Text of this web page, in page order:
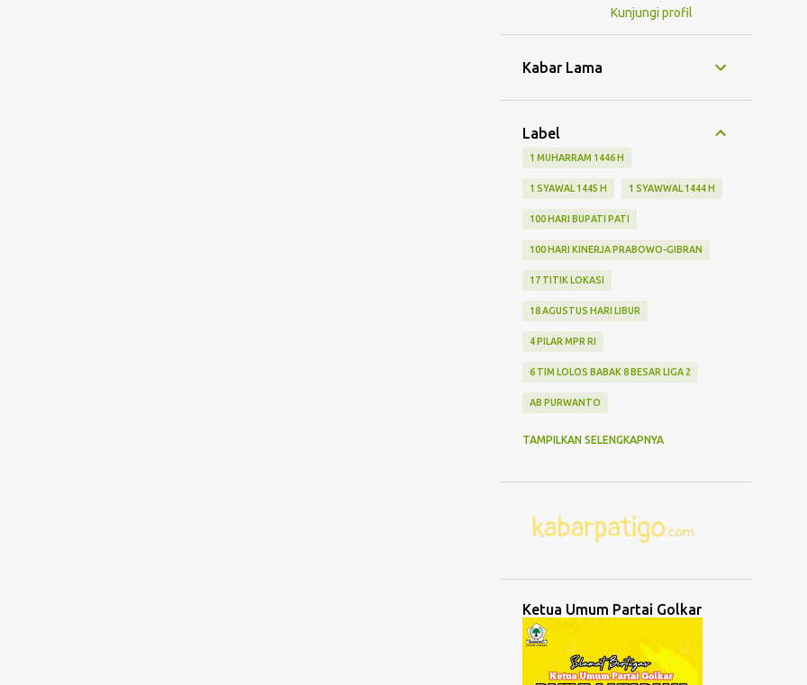
Kunjungi profil
Kabar Lama
Label
1 MUHARRAM 1446 H
1 SYAWAL 1445 H 1 SYAWWAL 1444 H
100 HARI BUPATI PATI
100 HARI KINERJA PRABOWO-GIBRAN
17 TITIK LOKASI
18 AGUSTUS HARI LIBUR
4 PILAR MPR RI
6 TIM LOLOS BABAK 8 BESAR LIGA 2
AB PURWANTO
ABURIZAL BAKRIE ACMU
AGRO WISATA MELON
AGUNG DANARTO AGUNG LAKSONO
AGUS EKO WIBOWO
TAMPILKAN SELENGKAPNYA
Ketua Umum Partai Golkar